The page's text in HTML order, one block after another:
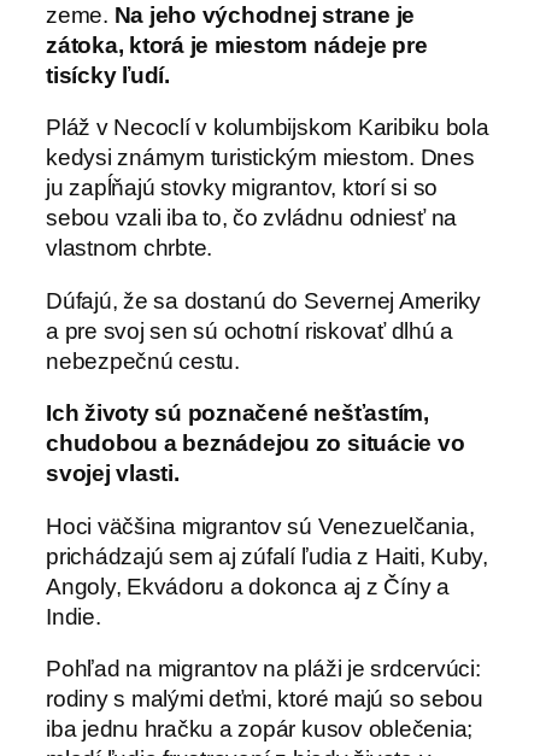
zeme. Na jeho východnej strane je
zátoka, ktorá je miestom nádeje pre
tisícky ľudí.
Pláž v Necoclí v kolumbijskom Karibiku bola
kedysi známym turistickým miestom. Dnes
ju zapĺňajú stovky migrantov, ktorí si so
sebou vzali iba to, čo zvládnu odniesť na
vlastnom chrbte.
Dúfajú, že sa dostanú do Severnej Ameriky
a pre svoj sen sú ochotní riskovať dlhú a
nebezpečnú cestu.
Ich životy sú poznačené nešťastím,
chudobou a beznádejou zo situácie vo
svojej vlasti.
Hoci väčšina migrantov sú Venezuelčania,
prichádzajú sem aj zúfalí ľudia z Haiti, Kuby,
Angoly, Ekvádoru a dokonca aj z Číny a
Indie.
Pohľad na migrantov na pláži je srdcervúci:
rodiny s malými deťmi, ktoré majú so sebou
iba jednu hračku a zopár kusov oblečenia;